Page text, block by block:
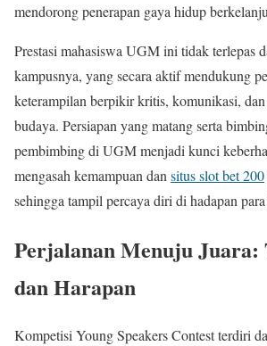
mendorong penerapan gaya hidup
Prestasi mahasiswa UGM ini tidak terlepas
kampusnya, yang secara aktif mendukung
keterampilan berpikir kritis, komunikasi,
budaya. Persiapan yang matang serta
pembimbing di UGM menjadi kunci
mengasah kemampuan dan situs slot bet 200
sehingga tampil percaya diri di hadapan
Perjalanan Menuju Juara:
dan Harapan
Kompetisi Young Speakers Contest terdiri